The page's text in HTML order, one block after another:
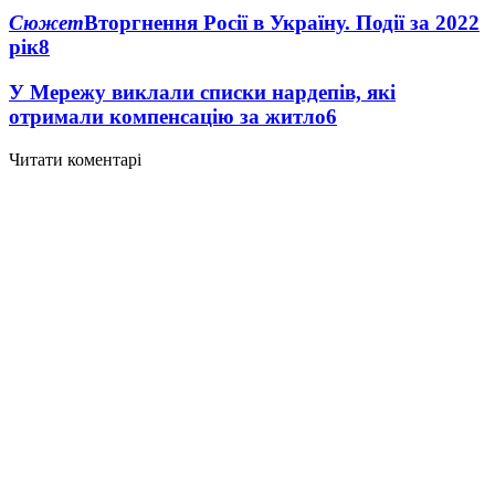
СюжетВторгнення Росії в Україну. Події за 2022
рік8
У Мережу виклали списки нардепів, які
отримали компенсацію за житло6
Читати коментарі